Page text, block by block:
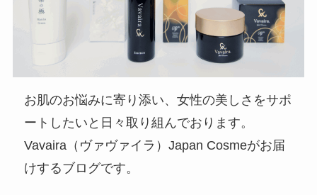
お肌のお悩みに寄り添い、女性の美しさをサポ
ートしたいと日々取り組んでおります。
Vavaira（ヴァヴァイラ）Japan Cosmeがお届
けするブログです。